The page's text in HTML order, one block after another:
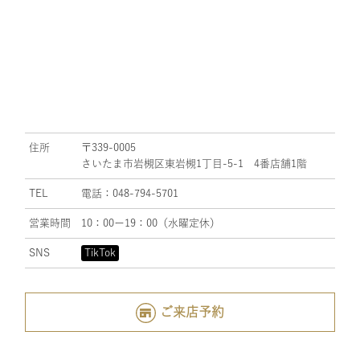
住所
〒339-0005
さいたま市岩槻区東岩槻1丁目-5-1 4番店舗1階
TEL 電話：048-794-5701
営業時間 10：00ー19：00（水曜定休）
SNS TikTok
ご来店予約